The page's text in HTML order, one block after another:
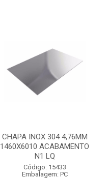
CHAPA INOX 304 4,76MM
1460X6010 ACABAMENTO
N1 LQ
Código: 15433
Embalagem: PC